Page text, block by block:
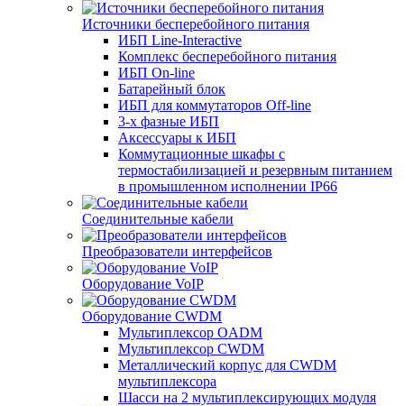
Источники бесперебойного питания
ИБП Line-Interactive
Комплекс бесперебойного питания
ИБП On-line
Батарейный блок
ИБП для коммутаторов Off-line
3-х фазные ИБП
Аксессуары к ИБП
Коммутационные шкафы с
термостабилизацией и резервным питанием
в промышленном исполнении IP66
Соединительные кабели
Преобразователи интерфейсов
Оборудование VoIP
Оборудование CWDM
Мультиплекcор OADM
Мультиплексор CWDM
Металлический корпус для CWDM
мультиплексора
Шасси на 2 мультиплексирующих модуля